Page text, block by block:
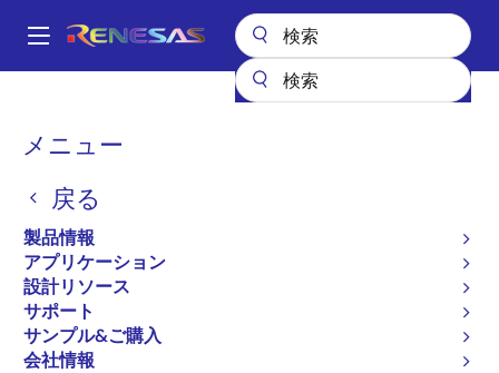
ン
Main
メニュー
戻る
製品情報
アプリケーション
設計リソース
サポート
サンプル&ご購入
会社情報
パ
く
ず
スイッチ＆マルチプレクサ USBスイッチ
USBスイッチ
ページセクションへ移動：